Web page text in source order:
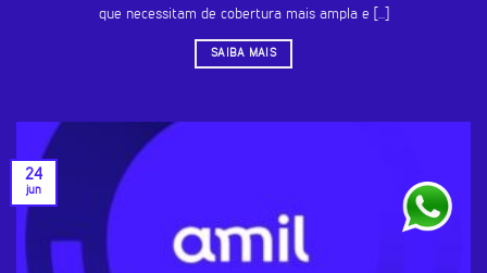
que necessitam de cobertura mais ampla e [...]
SAIBA MAIS
24
jun